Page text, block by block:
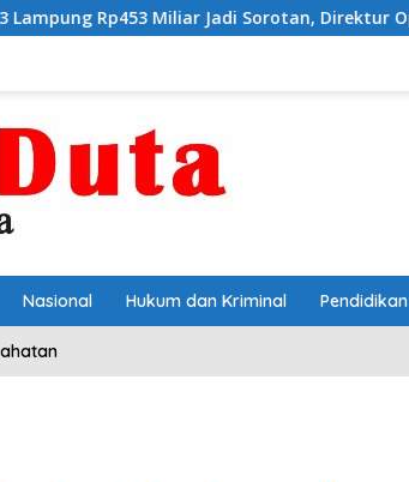
Direktur Operasi Belum Beri Tanggapan
Nasional Hukum dan Kriminal Pendidikan